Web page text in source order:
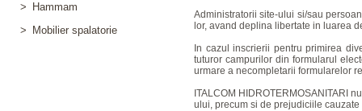
>
Hammam
>
Mobilier spalatorie
Administratorii site-ului si/sau
lor, avand deplina libertate in luarea
In cazul inscrierii pentru primirea
tuturor campurilor din formularul
urmare a necompletarii formularelor
ITALCOM HIDROTERMOSANITARI
ului, precum si de prejudiciile